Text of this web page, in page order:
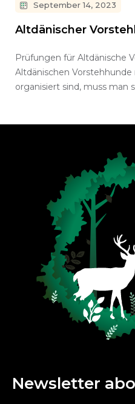
September 14, 2023
Altdänischer
Prüfungen für Altdänische
Altdänischen
organisiert sind, muss man
Newsletter